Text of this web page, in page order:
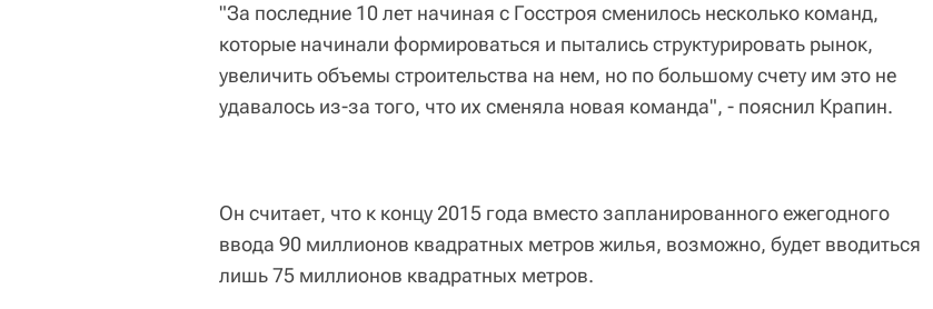
"За последние 10 лет начиная с Госстроя сменилось несколько команд,
которые начинали формироваться и пытались структурировать рынок,
увеличить объемы строительства на нем, но по большому счету им это не
удавалось из-за того, что их сменяла новая команда", - пояснил Крапин.
Он считает, что к концу 2015 года вместо запланированного ежегодного
ввода 90 миллионов квадратных метров жилья, возможно, будет вводиться
лишь 75 миллионов квадратных метров.